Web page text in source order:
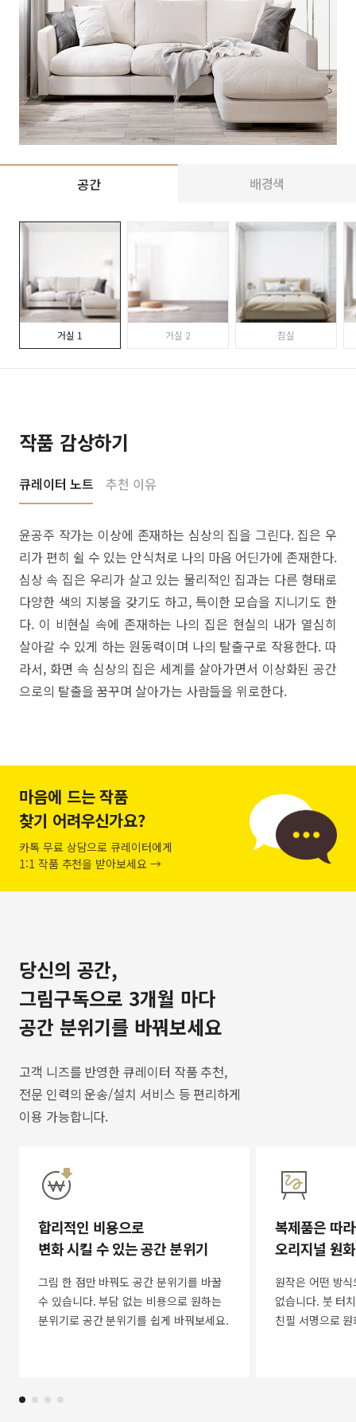
공간 배경색
거실 1 거실 2 침실
작품 감상하기
큐레이터 노트 추천 이유
윤공주 작가는 이상에 존재하는 심상의 집을 그린다. 집은 우
리가 편히 쉴 수 있는 안식처로 나의 마음 어딘가에 존재한다.
심상 속 집은 우리가 살고 있는 물리적인 집과는 다른 형태로
다양한 색의 지붕을 갖기도 하고, 특이한 모습을 지니기도 한
다. 이 비현실 속에 존재하는 나의 집은 현실의 내가 열심히
살아갈 수 있게 하는 원동력이며 나의 탈출구로 작용한다. 따
라서, 화면 속 심상의 집은 세계를 살아가면서 이상화된 공간
으로의 탈출을 꿈꾸며 살아가는 사람들을 위로한다.
마음에 드는 작품
찾기 어려우신가요?
카톡 무료 상담으로 큐레이터에게
1:1 작품 추천을 받아보세요 →
당신의 공간,
그림구독으로 3개월 마다
공간 분위기를 바꿔보세요
고객 니즈를 반영한 큐레이터 작품 추천,
전문 인력의 운송/설치 서비스 등 편리하게
이용 가능합니다.
합리적인 비용으로
변화 시킬 수 있는 공간 분위기
그림 한 점만 바꿔도 공간 분위기를 바꿀
수 있습니다. 부담 없는 비용으로 원하는
분위기로 공간 분위기를 쉽게 바꿔보세요.
복제품은 따
오리지널 원
원작은 어떤 방
없습니다. 붓 터
친필 서명으로